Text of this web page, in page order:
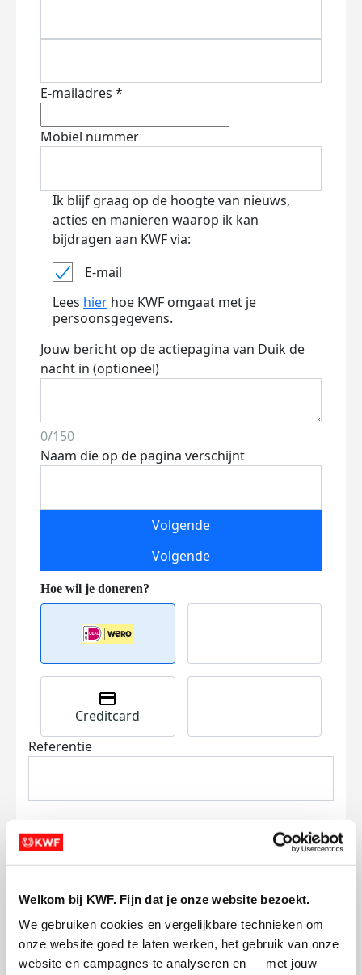
Welkom bij KWF. Fijn dat je onze website bezoekt.
We gebruiken cookies en vergelijkbare technieken om
onze website goed te laten werken, het gebruik van onze
website en campagnes te analyseren en — met jouw
E-mailadres *
Mobiel nummer
Ik blijf graag op de hoogte van nieuws,
acties en manieren waarop ik kan
bijdragen aan KWF via:
E-mail
Lees hier hoe KWF omgaat met je
persoonsgegevens.
Jouw bericht op de actiepagina van Duik de
nacht in (optioneel)
0/150
Naam die op de pagina verschijnt
Volgende
Volgende
Creditcard
Referentie
Ik wil bijdragen aan de transactiekosten
en betaal €0.75 extra.
Doneer nu